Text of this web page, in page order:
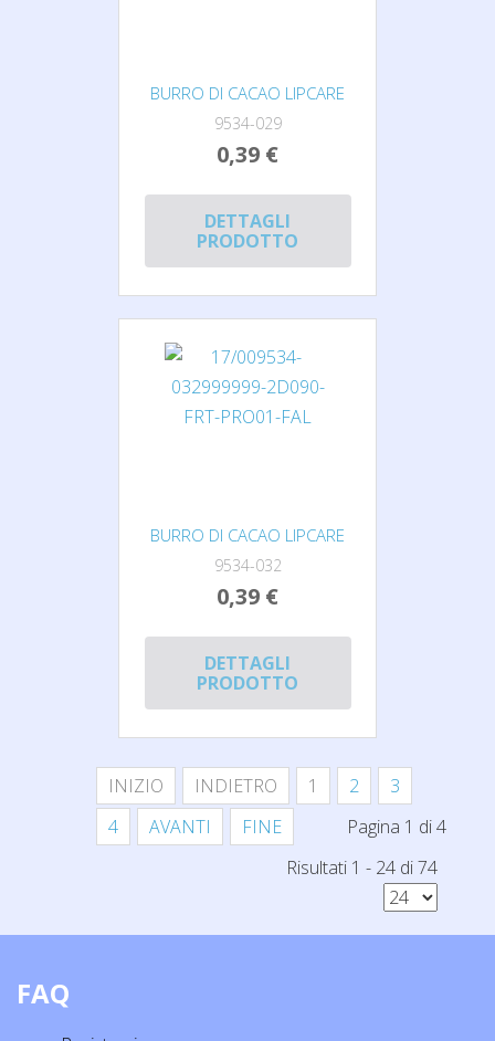
BURRO DI CACAO LIPCARE
9534-029
0,39 €
DETTAGLI
PRODOTTO
BURRO DI CACAO LIPCARE
9534-032
0,39 €
DETTAGLI
PRODOTTO
INIZIO INDIETRO 1 2
3
4
AVANTI FINE
Pagina 1 di 4
Risultati 1 - 24 di 74
FAQ